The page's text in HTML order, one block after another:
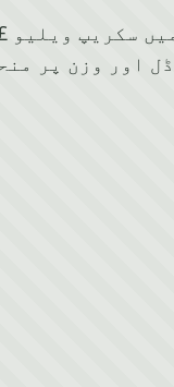
اور وزن پر